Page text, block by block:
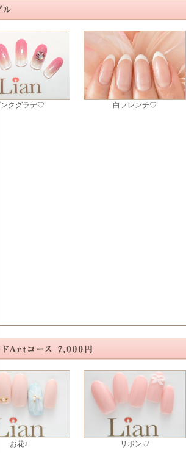
ンクグラデ♡ 白フレンチ♡
お花♪ リボン♡